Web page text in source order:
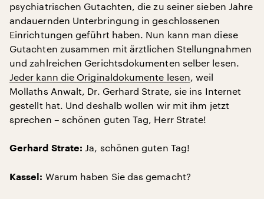
psychiatrischen Gutachten, die zu seiner sieben Jahre
andauernden Unterbringung in geschlossenen
Einrichtungen geführt haben. Nun kann man diese
Gutachten zusammen mit ärztlichen Stellungnahmen
und zahlreichen Gerichtsdokumenten selber lesen.
Jeder kann die Originaldokumente lesen, weil
Mollaths Anwalt, Dr. Gerhard Strate, sie ins Internet
gestellt hat. Und deshalb wollen wir mit ihm jetzt
sprechen – schönen guten Tag, Herr Strate!
Gerhard Strate: Ja, schönen guten Tag!
Kassel: Warum haben Sie das gemacht?